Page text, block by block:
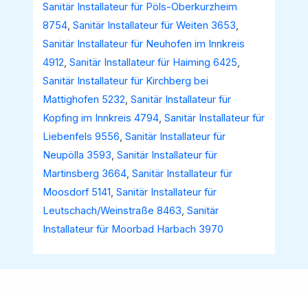
Sanitär Installateur für Pöls-Oberkurzheim
8754,Sanitär Installateur für Weiten 3653,
Sanitär Installateur für Neuhofen im Innkreis
4912,Sanitär Installateur für Haiming 6425,
Sanitär Installateur für Kirchberg bei
Mattighofen 5232,Sanitär Installateur für
Kopfing im Innkreis 4794,Sanitär Installateur für
Liebenfels 9556,Sanitär Installateur für
Neupölla 3593,Sanitär Installateur für
Martinsberg 3664,Sanitär Installateur für
Moosdorf 5141,Sanitär Installateur für
Leutschach/Weinstraße 8463,Sanitär
Installateur für Moorbad Harbach 3970